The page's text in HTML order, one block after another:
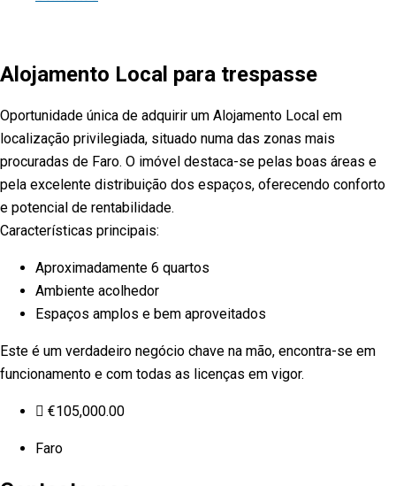
Alojamento Local para trespasse
Oportunidade única de adquirir um Alojamento Local em
localização privilegiada, situado numa das zonas mais
procuradas de Faro. O imóvel destaca-se pelas boas áreas e
pela excelente distribuição dos espaços, oferecendo conforto
e potencial de rentabilidade.
Características principais:
Aproximadamente 6 quartos
Ambiente acolhedor
Espaços amplos e bem aproveitados
Este é um verdadeiro negócio chave na mão, encontra-se em
funcionamento e com todas as licenças em vigor.
€105,000.00
Faro